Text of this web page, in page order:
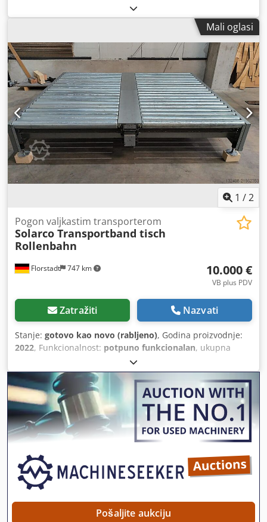
Dimenzije min.: D1100mm x Š800mm x V900mm • maks.:
D1700mm x Š1300mm x V900mm • Vrsta struje: 1 x 220V /
50HZ / 7,8 A • Priključne vrijednosti: 1500w / 2800 MIN – 1
kW • Cijena na upit
Mali oglasi
1 /2
Florstadt 747 km
Pogon valjkastim transporterom
Solarco Transportband tisch
Rollenbahn
10.000 €
VB plus PDV
Zatražiti Nazvati
Stanje: gotovo kao novo (rabljeno), Godina proizvodnje:
2022, Funkcionalnost: potpuno funkcionalan, ukupna
, ukupna visina:
4.000 mm, transportna duljina:4.000 mm, širina
konstrukcije:
2.550 mm
, Ovaj valjkasti transporter koristili
smo uz naš Solarco Boxmaker 25 DDC-DD. Većinu vremena
ovaj transporter nije bio u upotrebi. Palete je prevozio
uredno i pouzdano. Ako ste zainteresirani, javite mi se.
Crodpfjy Tixvox Ac Tof
Pošaljite aukciju